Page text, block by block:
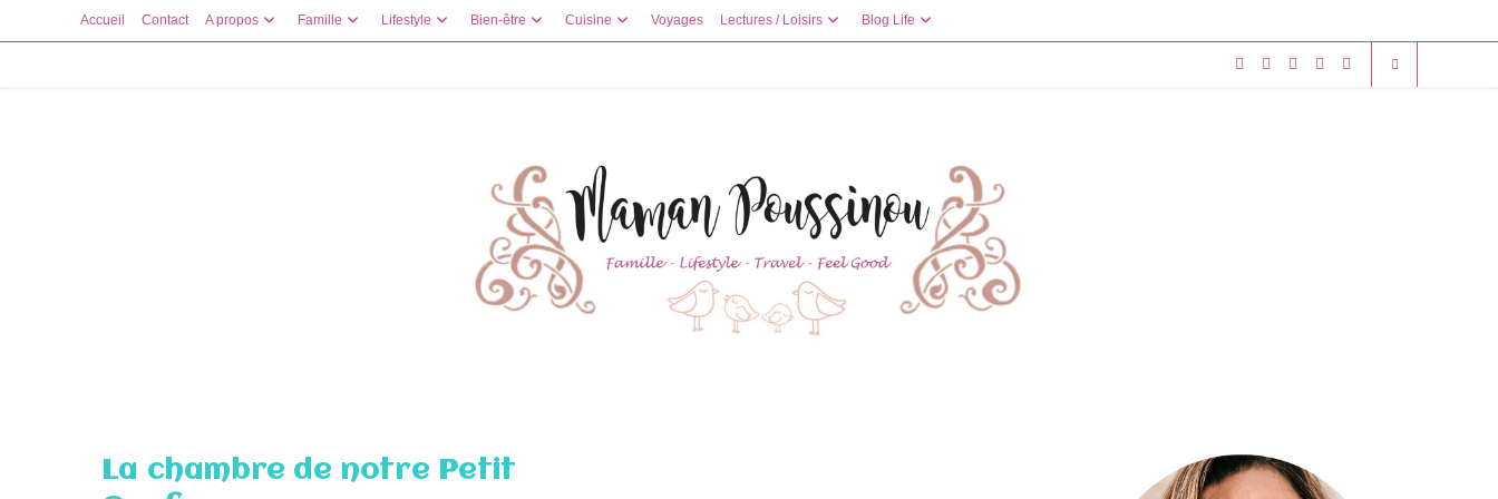
to
Accueil Contact A propos Famille Lifestyle Bien-être Cuisine Voyages Lectures / Loisirs Blog Life
La chambre de notre Petit